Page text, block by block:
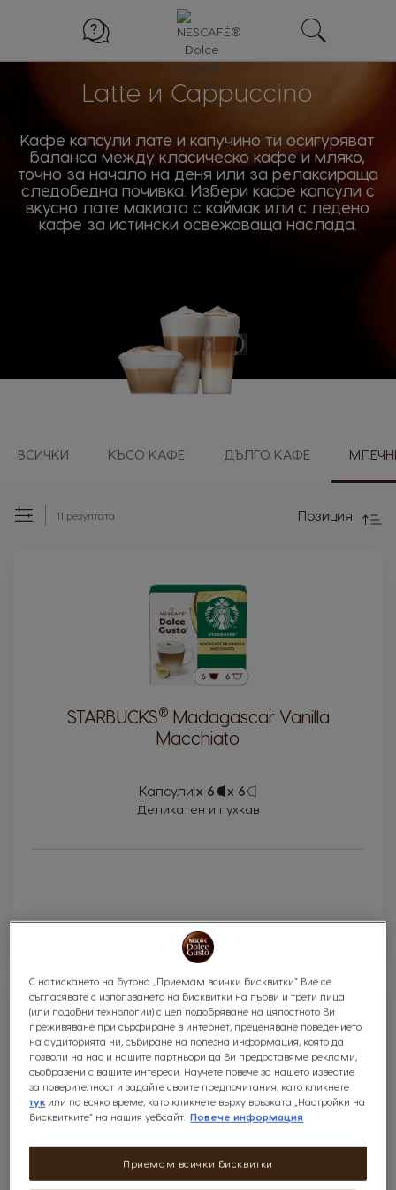
Latte и Cappuccino
Кафе капсули лате и капучино ти осигуряват
баланса между класическо кафе и мляко,
точно за начало на деня или за релаксираща
следобедна почивка. Избери кафе капсули с
вкусно лате макиато с каймак или с ледено
кафе за истински освежаваща наслада.
ВСИЧКИ КЪСО КАФЕ ДЪЛГО КАФЕ
11 резултата Сортирай:
Позиция Set
STARBUCKS® Madagascar Vanilla
Macchiato
Капсули:x 6
Capsule
Icon
x 6
Capsule
Icon
Деликатен и пухкав
Cortado Espresso Macchiato
С натискането на бутона „Приемам всички бисквитки“ Вие се
съгласявате с използването на бисквитки на първи и трети лица
(или подобни технологии) с цел подобряване на цялостното Ви
преживяване при сърфиране в интернет, преценяване поведението
на аудиторията ни, събиране на полезна информация, която да
позволи на нас и нашите партньори да Ви предоставяме реклами,
съобразени с вашите интереси. Научете повече за нашето известие
за поверителност и задайте своите предпочитания, като кликнете
тук или по всяко време, като кликнете върху връзката „Настройки на
бисквитките“ на нашия уебсайт. Повече информация
Приемам всички бисквитки